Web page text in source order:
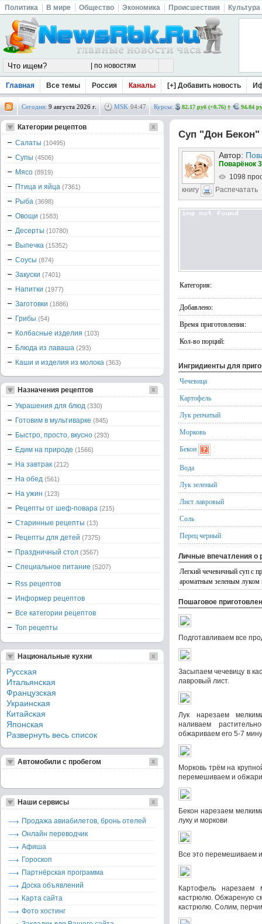
Политика В мире Общество Экономика Происшествия Культура
Главная Все темы Россия Каналы [+] Добавить новость
Сегодня: 9 августа 2026 г. MSK 04:47 Курсы: 82.17 руб (+0.76) 94.84
Суп "Дон Бекон"
Автор:
Поварёнок
1098
книгу
Распечатать
Категория:
Добавлено:
Время приготовления:
Кол-во порций:
Ингридиенты для
Чечевица
Картофель
Лук репчатый
Морковь
Бекон
Вода
Лук зеленый
Лист лавровый
Соль
Перец черный
Личные впечатления о
Легкий чечевичный суп с
ароматным зеленым луком
Пошаговое
Подготавливаем все
Засыпаем чечевицу в
лавровый лист.
Лук нарезаем
наливаем
обжариваем его 5-7
Морковь трём на
перемешиваем и
Бекон нарезаем
луку и моркови
Все это перемешиваем
Картофель
кастрюлю. Обжареную
кастрюлю. Солим,
Категории рецептов
Салаты (10495)
Супы (4506)
Мясо (8919)
Птица и яйца (7361)
Рыба (3698)
Овощи (1583)
Десерты (10780)
Выпечка (15352)
Соусы (874)
Закуски (7401)
Напитки (1977)
Заготовки (1886)
Грибы (54)
Колбасные изделия (103)
Блюда из лаваша (293)
Каши и изделия из молока (363)
Назначения рецептов
Украшения для блюд (330)
Готовим в мультиварке (845)
Быстро, просто, вкусно (293)
Едим на природе (1566)
На завтрак (212)
На обед (561)
На ужин (123)
Рецепты от шеф-повара (215)
Старинные рецепты (13)
Рецепты для детей (7375)
Праздничный стол (3567)
Специальное питание (5207)
Rss рецептов
Информер рецептов
Все категории рецептов
Топ рецепты
Национальные кухни
Русская
Итальянская
Французская
Украинская
Китайская
Японская
Развернуть весь список
Автомобили с пробегом
Наши сервисы
Продажа авиабилетов, бронь отелей
Онлайн переводчик
Афиша
Гороскоп
Партнёрская программа
Доска объявлений
Карта сайта
Фото хостинг